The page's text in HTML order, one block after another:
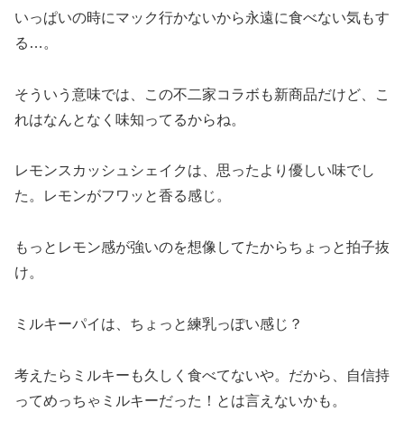
いっぱいの時にマック行かないから永遠に食べない気もす
る…。
そういう意味では、この不二家コラボも新商品だけど、こ
れはなんとなく味知ってるからね。
レモンスカッシュシェイクは、思ったより優しい味でし
た。レモンがフワッと香る感じ。
もっとレモン感が強いのを想像してたからちょっと拍子抜
け。
ミルキーパイは、ちょっと練乳っぽい感じ？
考えたらミルキーも久しく食べてないや。だから、自信持
ってめっちゃミルキーだった！とは言えないかも。